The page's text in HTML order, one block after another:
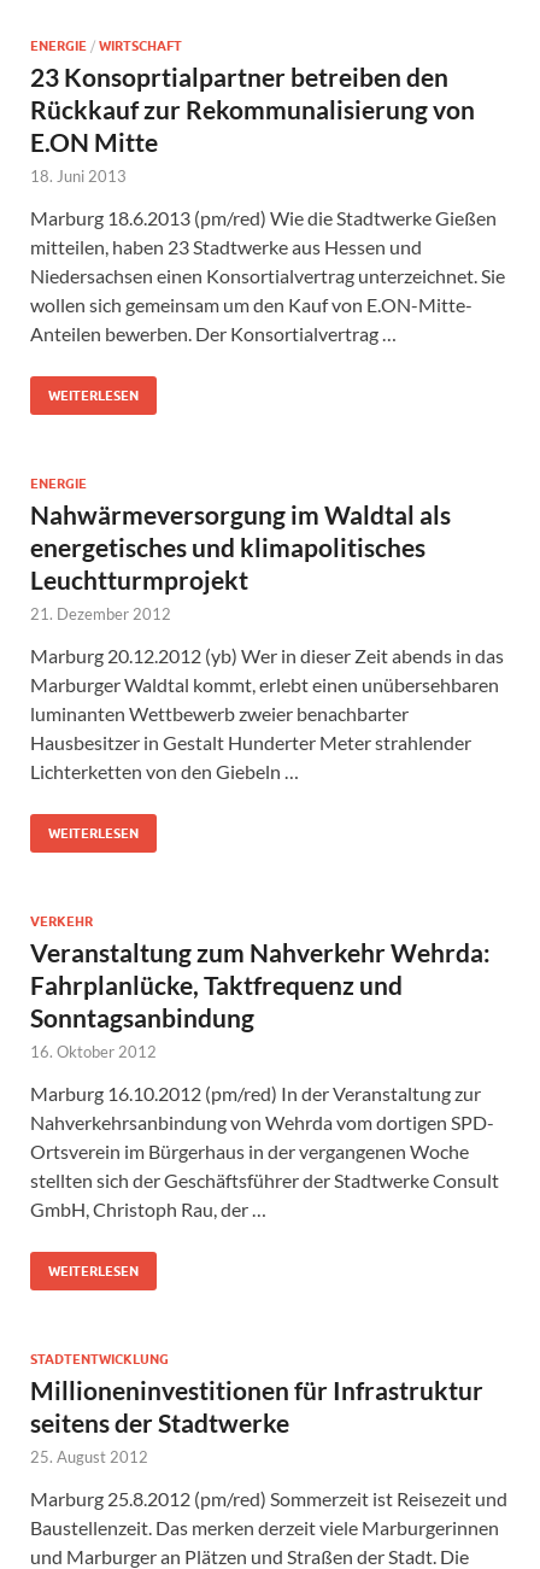
ENERGIE / WIRTSCHAFT
23 Konsoprtialpartner betreiben den
Rückkauf zur Rekommunalisierung von
E.ON Mitte
18. Juni 2013
Marburg 18.6.2013 (pm/red) Wie die Stadtwerke Gießen
mitteilen, haben 23 Stadtwerke aus Hessen und
Niedersachsen einen Konsortialvertrag unterzeichnet. Sie
wollen sich gemeinsam um den Kauf von E.ON-Mitte-
Anteilen bewerben. Der Konsortialvertrag …
WEITERLESEN
ENERGIE
Nahwärmeversorgung im Waldtal als
energetisches und klimapolitisches
Leuchtturmprojekt
21. Dezember 2012
Marburg 20.12.2012 (yb) Wer in dieser Zeit abends in das
Marburger Waldtal kommt, erlebt einen unübersehbaren
luminanten Wettbewerb zweier benachbarter
Hausbesitzer in Gestalt Hunderter Meter strahlender
Lichterketten von den Giebeln …
WEITERLESEN
VERKEHR
Veranstaltung zum Nahverkehr Wehrda:
Fahrplanlücke, Taktfrequenz und
Sonntagsanbindung
16. Oktober 2012
Marburg 16.10.2012 (pm/red) In der Veranstaltung zur
Nahverkehrsanbindung von Wehrda vom dortigen SPD-
Ortsverein im Bürgerhaus in der vergangenen Woche
stellten sich der Geschäftsführer der Stadtwerke Consult
GmbH, Christoph Rau, der …
WEITERLESEN
STADTENTWICKLUNG
Millioneninvestitionen für Infrastruktur
seitens der Stadtwerke
25. August 2012
Marburg 25.8.2012 (pm/red) Sommerzeit ist Reisezeit und
Baustellenzeit. Das merken derzeit viele Marburgerinnen
und Marburger an Plätzen und Straßen der Stadt. Die